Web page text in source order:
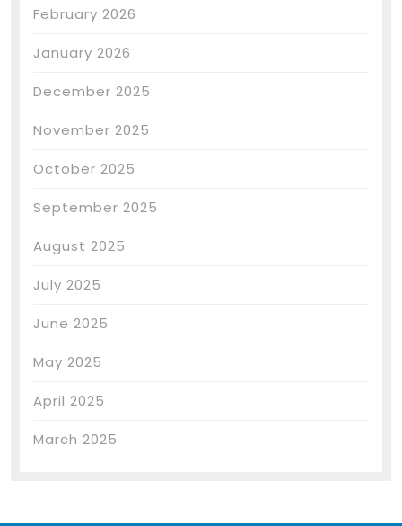
February 2026
January 2026
December 2025
November 2025
October 2025
September 2025
August 2025
July 2025
June 2025
May 2025
April 2025
March 2025